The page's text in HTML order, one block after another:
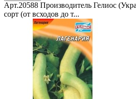
Арт.20588 Производитель Гелиос
сорт (от всходов до т...